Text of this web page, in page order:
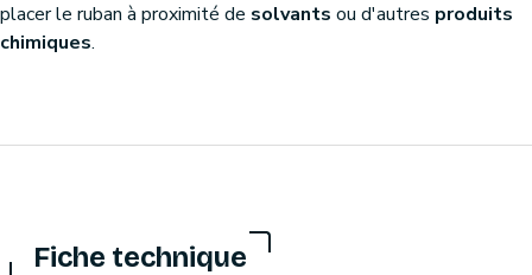
placer le ruban à proximité de solvants ou d'autres produits
chimiques.
Fiche technique